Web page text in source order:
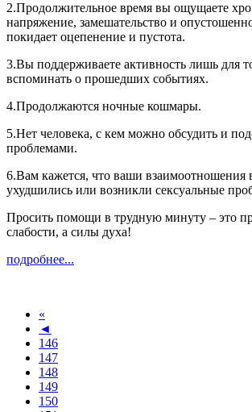
2.Продолжительное время вы ощущаете
напряжение, замешательство и
покидает оцепенение и пустота.
3.Вы поддерживаете активность лишь для
вспоминать о прошедших событиях.
4.Продолжаются ночные кошмары.
5.Нет человека, с кем можно обсудить и
проблемами.
6.Вам кажется, что ваши взаимоотношения
ухудшились или возникли сексуальные
Просить помощи в трудную минуту – это
слабости, а силы духа!
подробнее...
«
◄
146
147
148
149
150